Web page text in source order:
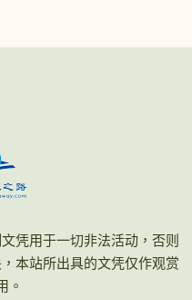
凭用于一切非法活动，否则
本站所出具的文凭仅作观赏
。